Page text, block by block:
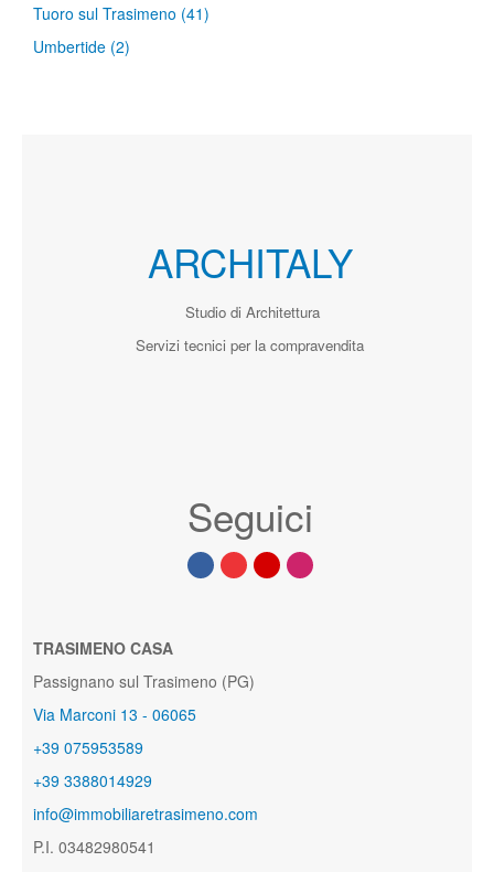
Tuoro sul Trasimeno (41)
Umbertide (2)
ARCHITALY
Studio di Architettura
Servizi tecnici per la compravendita
Seguici
TRASIMENO CASA
Passignano sul Trasimeno (PG)
Via Marconi 13 - 06065
+39 075953589
+39 3388014929
info@immobiliaretrasimeno.com
P.I. 03482980541